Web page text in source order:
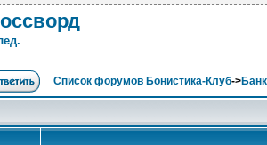
Список форумов Бонистика-Клуб->